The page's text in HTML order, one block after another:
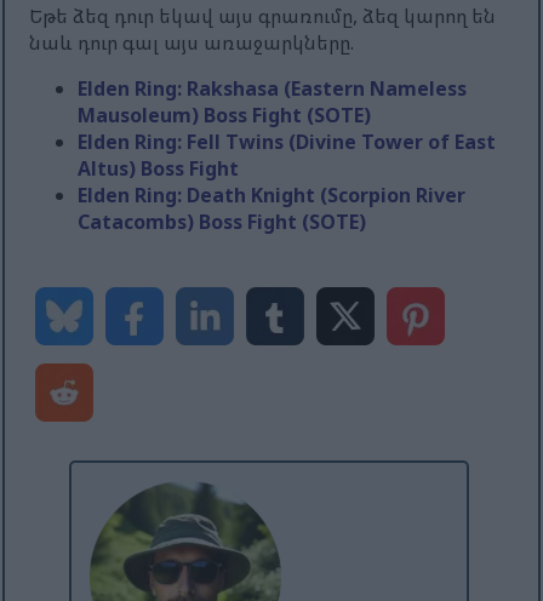
Եթե ​​ձեզ դուր եկավ այս գրառումը, ձեզ կարող են
նաև դուր գալ այս առաջարկները.
Elden Ring: Rakshasa (Eastern Nameless
Mausoleum) Boss Fight (SOTE)
Elden Ring: Fell Twins (Divine Tower of East
Altus) Boss Fight
Elden Ring: Death Knight (Scorpion River
Catacombs) Boss Fight (SOTE)